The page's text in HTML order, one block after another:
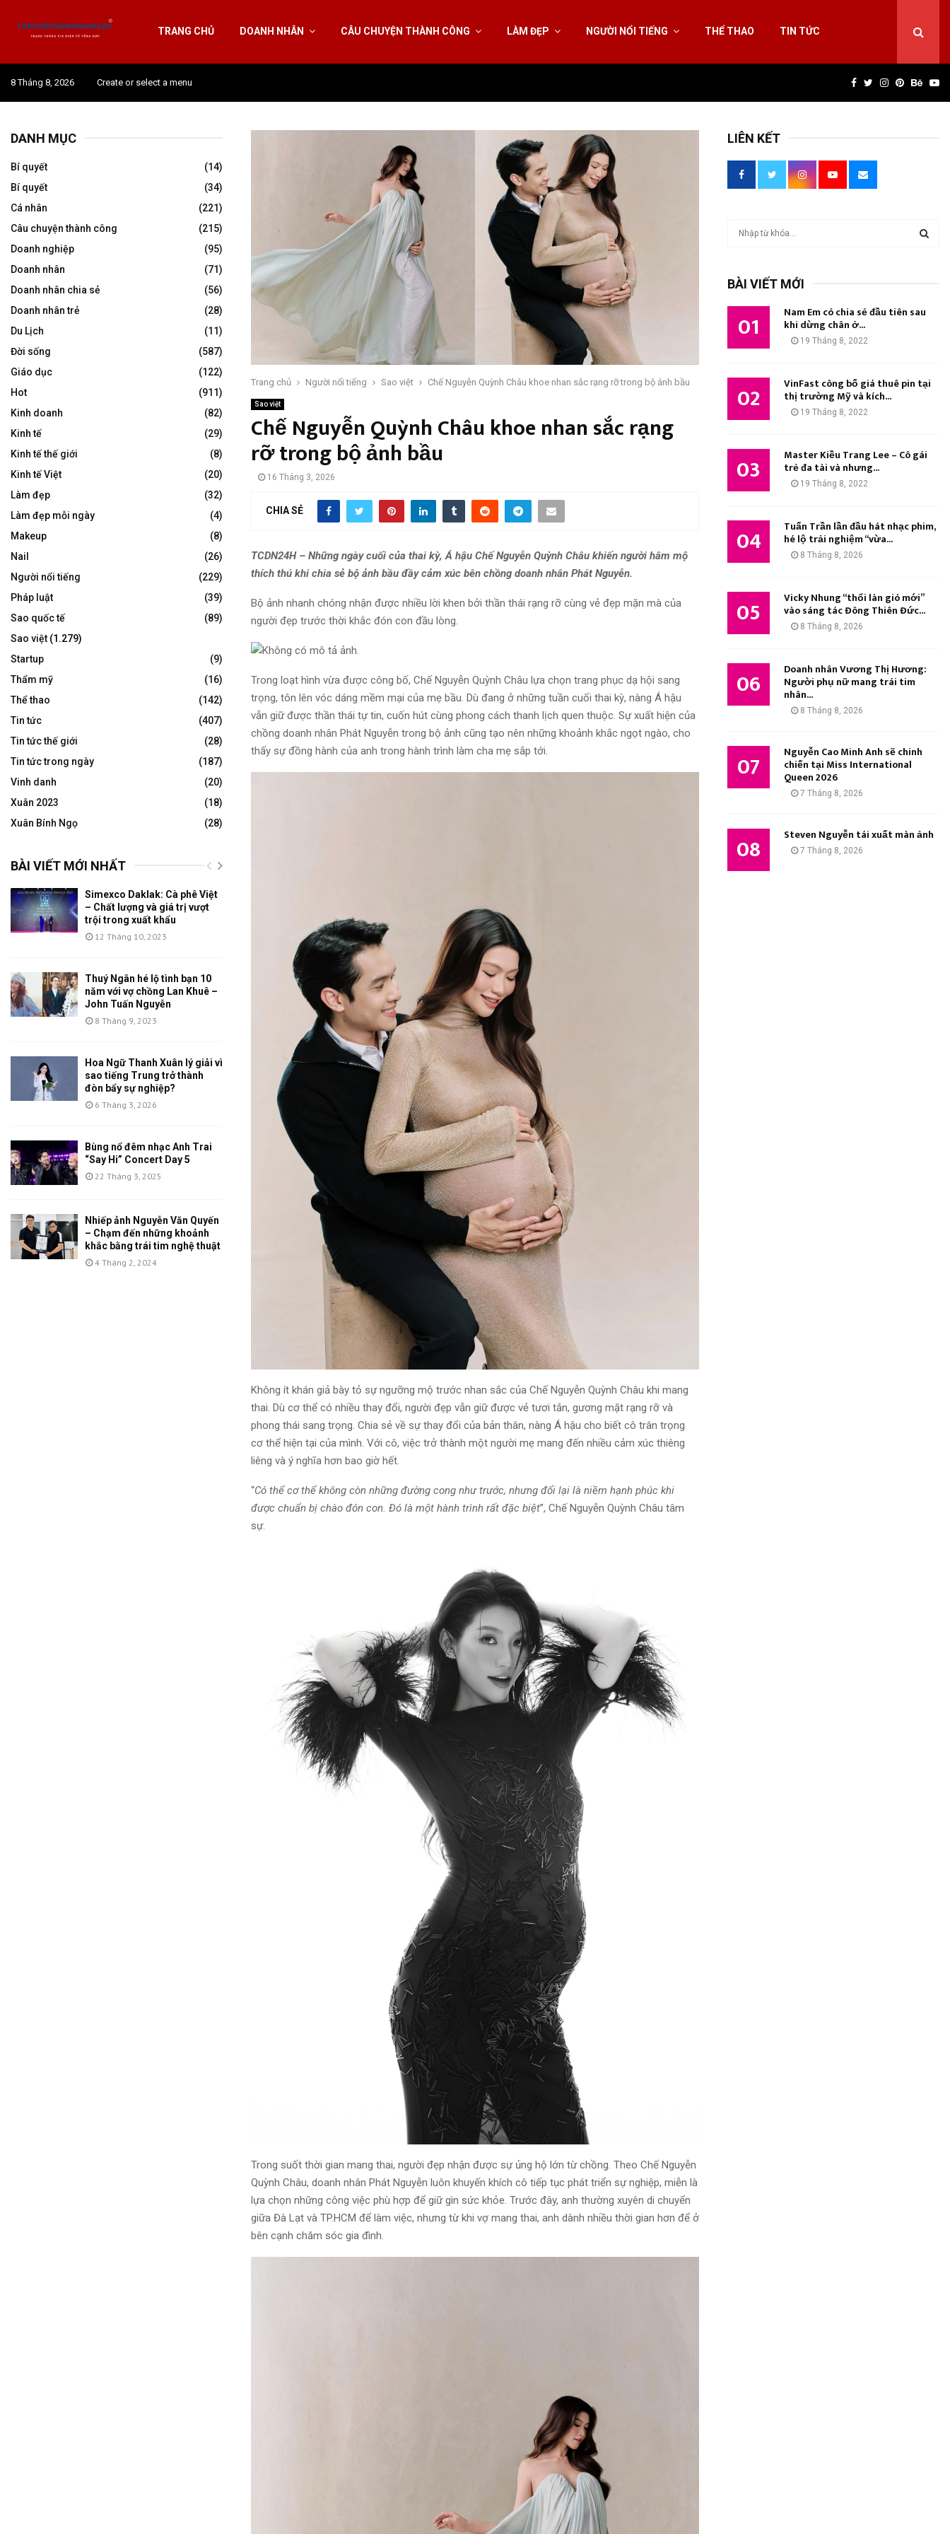
TRANG CHỦ DOANH NHÂN CÂU CHUYỆN THÀNH CÔNG LÀM ĐẸP NGƯỜI NỔI TIẾNG THỂ THAO TIN TỨC
8 Tháng 8, 2026 Create or select a menu Facebook
Twitter
Instagram
Pinterest
Trang chủ Người nổi tiếng Sao việt Chế Nguyễn Quỳnh Châu khoe nhan sắc rạng rỡ trong bộ ảnh bầu
Sao việt
Chế Nguyễn Quỳnh Châu khoe nhan sắc rạng
rỡ trong bộ ảnh bầu
16 Tháng 3, 2026
CHIA SẺ
TCDN24H – Những ngày cuối của thai kỳ, Á hậu Chế Nguyễn Quỳnh Châu khiến người hâm mộ
thích thú khi chia sẻ bộ ảnh bầu đầy cảm xúc bên chồng doanh nhân Phát Nguyễn.
Bộ ảnh nhanh chóng nhận được nhiều lời khen bởi thần thái rạng rỡ cùng vẻ đẹp mặn mà của
người đẹp trước thời khắc đón con đầu lòng.
Trong loạt hình vừa được công bố, Chế Nguyễn Quỳnh Châu lựa chọn trang phục dạ hội sang
trọng, tôn lên vóc dáng mềm mại của mẹ bầu. Dù đang ở những tuần cuối thai kỳ, nàng Á hậu
vẫn giữ được thần thái tự tin, cuốn hút cùng phong cách thanh lịch quen thuộc. Sự xuất hiện của
chồng doanh nhân Phát Nguyễn trong bộ ảnh cũng tạo nên những khoảnh khắc ngọt ngào, cho
thấy sự đồng hành của anh trong hành trình làm cha mẹ sắp tới.
Không ít khán giả bày tỏ sự ngưỡng mộ trước nhan sắc của Chế Nguyễn Quỳnh Châu khi mang
thai. Dù cơ thể có nhiều thay đổi, người đẹp vẫn giữ được vẻ tươi tắn, gương mặt rạng rỡ và
phong thái sang trọng. Chia sẻ về sự thay đổi của bản thân, nàng Á hậu cho biết cô trân trọng
cơ thể hiện tại của mình. Với cô, việc trở thành một người mẹ mang đến nhiều cảm xúc thiêng
liêng và ý nghĩa hơn bao giờ hết.
“Có thể cơ thể không còn những đường cong như trước, nhưng đổi lại là niềm hạnh phúc khi
được chuẩn bị chào đón con. Đó là một hành trình rất đặc biệt”, Chế Nguyễn Quỳnh Châu tâm
sự.
Trong suốt thời gian mang thai, người đẹp nhận được sự ủng hộ lớn từ chồng. Theo Chế Nguyễn
Quỳnh Châu, doanh nhân Phát Nguyễn luôn khuyến khích cô tiếp tục phát triển sự nghiệp, miễn là
lựa chọn những công việc phù hợp để giữ gìn sức khỏe. Trước đây, anh thường xuyên di chuyển
giữa Đà Lạt và TP.HCM để làm việc, nhưng từ khi vợ mang thai, anh dành nhiều thời gian hơn để ở
bên cạnh chăm sóc gia đình.
DANH MỤC
Bí quyết
(14)
Bí quyết
(34)
Cá nhân
(221)
Câu chuyện thành công
(215)
Doanh nghiệp
(95)
Doanh nhân
(71)
Doanh nhân chia sẻ
(56)
Doanh nhân trẻ
(28)
Du Lịch
(11)
Đời sống
(587)
Giáo dục
(122)
Hot
(911)
Kinh doanh
(82)
Kinh tế
(29)
Kinh tế thế giới
(8)
Kinh tế Việt
(20)
Làm đẹp
(32)
Làm đẹp mỗi ngày
(4)
Makeup
(8)
Nail
(26)
Người nổi tiếng
(229)
Pháp luật
(39)
Sao quốc tế
(89)
Sao việt (1.279)
Startup
(9)
Thẩm mỹ
(16)
Thể thao
(142)
Tin tức
(407)
Tin tức thế giới
(28)
Tin tức trong ngày
(187)
Vinh danh
(20)
Xuân 2023
(18)
Xuân Bính Ngọ
(28)
BÀI VIẾT MỚI NHẤT
Simexco Daklak: Cà phê Việt
– Chất lượng và giá trị vượt
trội trong xuất khẩu
12 Tháng 10, 2023
Thuý Ngân hé lộ tình bạn 10
năm với vợ chồng Lan Khuê –
John Tuấn Nguyễn
8 Tháng 9, 2023
Hoa Ngữ Thanh Xuân lý giải vì
sao tiếng Trung trở thành
đòn bẩy sự nghiệp?
6 Tháng 3, 2026
Bùng nổ đêm nhạc Anh Trai
“Say Hi” Concert Day 5
22 Tháng 3, 2025
Nhiếp ảnh Nguyễn Văn Quyến
– Chạm đến những khoảnh
khắc bằng trái tim nghệ thuật
4 Tháng 2, 2024
LIÊN KẾT
M
BÀI VIẾT MỚI
01 Nam Em có chia sẻ đầu tiên sau
khi dừng chân ở...
19 Tháng 8, 2022
02 VinFast công bố giá thuê pin tại
thị trường Mỹ và kích...
19 Tháng 8, 2022
03 Master Kiều Trang Lee – Cô gái
trẻ đa tài và nhưng...
19 Tháng 8, 2022
04 Tuấn Trần lần đầu hát nhạc phim,
hé lộ trải nghiệm “vừa...
8 Tháng 8, 2026
05 Vicky Nhung “thổi làn gió mới”
vào sáng tác Đông Thiên Đức...
8 Tháng 8, 2026
06 Doanh nhân Vương Thị Hương:
Người phụ nữ mang trái tim
nhân...
8 Tháng 8, 2026
07 Nguyễn Cao Minh Anh sẽ chinh
chiến tại Miss International
Queen 2026
7 Tháng 8, 2026
08 Steven Nguyễn tái xuất màn ảnh
7 Tháng 8, 2026